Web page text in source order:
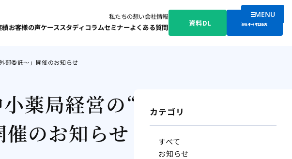
メニュー
MENU
私たちの想い会社情報
績お客様の声ケーススタディ コラムセミナーよくある質問 資料DL 無料相談
部委託～」開催のお知らせ
薬局経営の“あし
のお知らせ
カテゴリ
すべて
お知らせ